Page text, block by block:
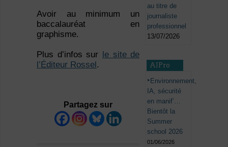
Avoir au minimum un
baccalauréat en
graphisme.
Plus d’infos sur
le site de
l’Éditeur Rossel .
Partagez sur
au titre de
journaliste
professionnel
13/07/2026
AJPro
Environnement,
IA, sécurité
en manif’…
Bientôt la
Summer
school 2026
01/06/2026